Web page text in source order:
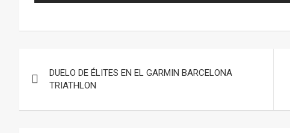
de
entradas
DUELO DE ÉLITES EN EL GARMIN BARCELONA
TRIATHLON